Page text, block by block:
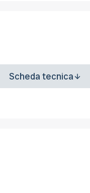
Scheda tecnica